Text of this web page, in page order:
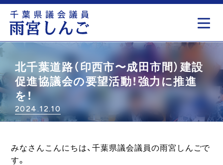
北千葉道路（印西市〜成田市間）建設
促進協議会の要望活動！強力に推進
を！
2024.12.10
みなさんこんにちは、千葉県議会議員の雨宮しんごで
す。